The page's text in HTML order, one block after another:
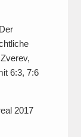
6:3, 7:6
2017